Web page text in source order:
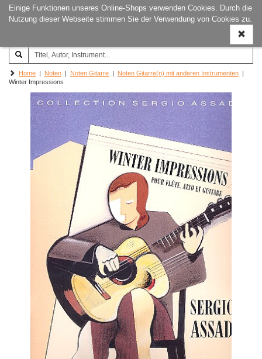
Einige Funktionen unseres Online-Shops verwenden Cookies. Durch die
Nutzung dieser Webseite stimmen Sie der Verwendung von Cookies zu.
ein-/
Joachim‐Trekel‐Musikverlag,
Hamburg
Home | Noten | Noten Gitarre | Noten Gitarre(n) mit anderen Instrumenten |
Winter Impressions